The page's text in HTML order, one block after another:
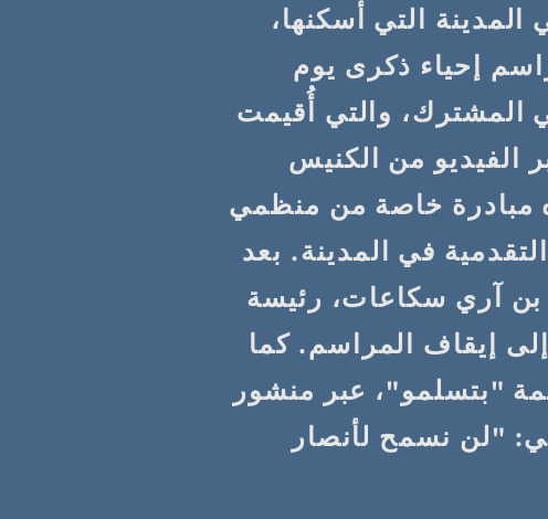
التي أسكنها،
إحياء ذكرى يوم
المشترك، والتي أُقيمت
الفيديو من الكنيس
مبادرة خاصة من منظمي
في المدينة. بعد
آري سكاعات، رئيسة
إيقاف المراسم. كما
"بتسلمو"، عبر منشور
"لن نسمح لأنصار